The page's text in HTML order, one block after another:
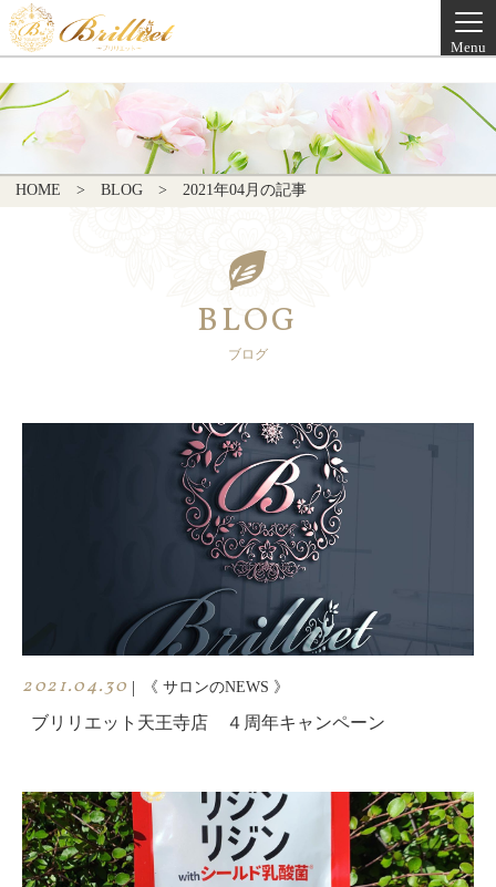
Menu
HOME BLOG 2021年04月の記事
BLOG
ブログ
2021.04.30 | 《 サロンのNEWS 》
ブリリエット天王寺店 ４周年キャンペーン